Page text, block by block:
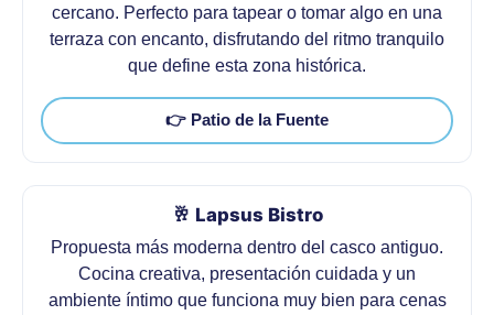
cercano. Perfecto para tapear o tomar algo en una
terraza con encanto, disfrutando del ritmo tranquilo
que define esta zona histórica.
👉 Patio de la Fuente
🥂 Lapsus Bistro
Propuesta más moderna dentro del casco antiguo.
Cocina creativa, presentación cuidada y un
ambiente íntimo que funciona muy bien para cenas